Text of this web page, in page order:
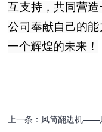
互支持，共同营
公司奉献自己的
一个辉煌的未来！
上一条：风筒翻边机——